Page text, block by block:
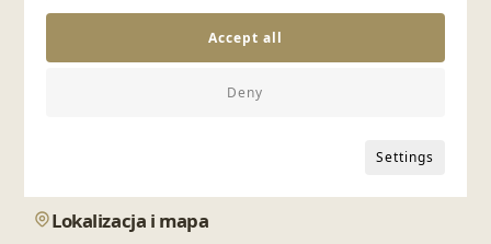
Lokalizacja i mapa
Settings
Deny
Accept all